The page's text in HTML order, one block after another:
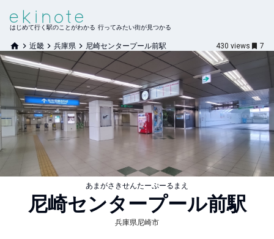
はじめて行く駅のことがわかる 行ってみたい街が見つかる
近畿 兵庫県 尼崎センタープール前駅 430 views 7
あまがさきせんたーぷーるまえ
尼崎センタープール前駅
兵庫県尼崎市